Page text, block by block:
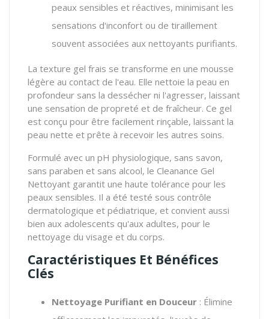
peaux sensibles et réactives, minimisant les
sensations d'inconfort ou de tiraillement
souvent associées aux nettoyants purifiants.
La texture gel frais se transforme en une mousse
légère au contact de l'eau. Elle nettoie la peau en
profondeur sans la dessécher ni l'agresser, laissant
une sensation de propreté et de fraîcheur. Ce gel
est conçu pour être facilement rinçable, laissant la
peau nette et prête à recevoir les autres soins.
Formulé avec un pH physiologique, sans savon,
sans paraben et sans alcool, le Cleanance Gel
Nettoyant garantit une haute tolérance pour les
peaux sensibles. Il a été testé sous contrôle
dermatologique et pédiatrique, et convient aussi
bien aux adolescents qu'aux adultes, pour le
nettoyage du visage et du corps.
Caractéristiques Et Bénéfices
Clés
Nettoyage Purifiant en Douceur : Élimine